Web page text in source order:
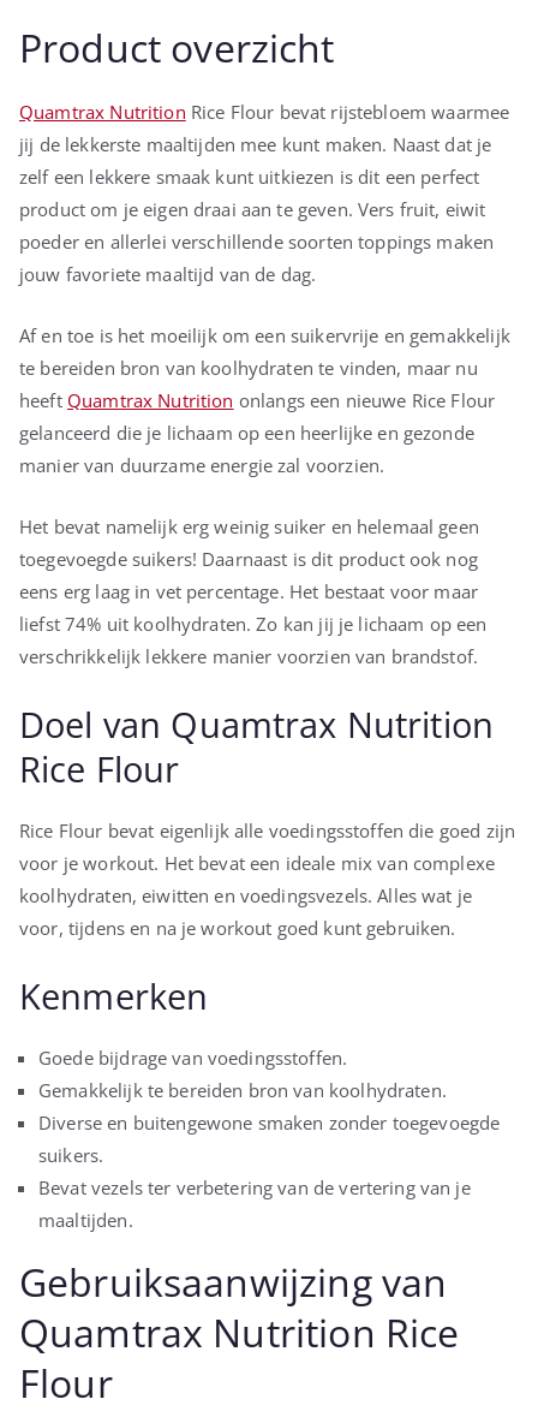
Product overzicht
Quamtrax Nutrition Rice Flour bevat rijstebloem waarmee
jij de lekkerste maaltijden mee kunt maken. Naast dat je
zelf een lekkere smaak kunt uitkiezen is dit een perfect
product om je eigen draai aan te geven. Vers fruit, eiwit
poeder en allerlei verschillende soorten toppings maken
jouw favoriete maaltijd van de dag.
Af en toe is het moeilijk om een suikervrije en gemakkelijk
te bereiden bron van koolhydraten te vinden, maar nu
heeft Quamtrax Nutrition onlangs een nieuwe Rice Flour
gelanceerd die je lichaam op een heerlijke en gezonde
manier van duurzame energie zal voorzien.
Het bevat namelijk erg weinig suiker en helemaal geen
toegevoegde suikers! Daarnaast is dit product ook nog
eens erg laag in vet percentage. Het bestaat voor maar
liefst 74% uit koolhydraten. Zo kan jij je lichaam op een
verschrikkelijk lekkere manier voorzien van brandstof.
Doel van Quamtrax Nutrition
Rice Flour
Rice Flour bevat eigenlijk alle voedingsstoffen die goed zijn
voor je workout. Het bevat een ideale mix van complexe
koolhydraten, eiwitten en voedingsvezels. Alles wat je
voor, tijdens en na je workout goed kunt gebruiken.
Kenmerken
Goede bijdrage van voedingsstoffen.
Gemakkelijk te bereiden bron van koolhydraten.
Diverse en buitengewone smaken zonder toegevoegde
suikers.
Bevat vezels ter verbetering van de vertering van je
maaltijden.
Gebruiksaanwijzing van
Quamtrax Nutrition Rice
Flour